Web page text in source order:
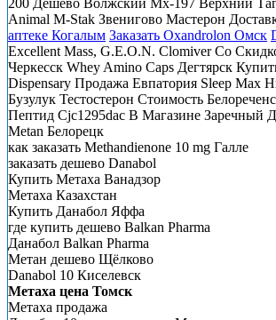
Animal M-Stak Звенигово Мастерон
аптеке Когалым Заказать Oxandrolon Омск
Excellent Mass, G.E.O.N. Clomiver Со
Черкесск Whey Amino Caps Дегтярск
Dispensary Продажа Евпатория Sleep Max
Бузулук Тестостерон Стоимость
Пептид Cjc1295dac В Магазине Заречный
Metan Белорецк
как заказать Methandienone 10 mg Галле
заказать дешево Danabol
Купить Метаха Ванадзор
Метаха Казахстан
Купить Данабол Яффа
где купить дешево Balkan Pharma
Данабол Balkan Pharma
Метан дешево Щёлково
Danabol 10 Киселевск
Метаха цена Томск
Метаха продажа